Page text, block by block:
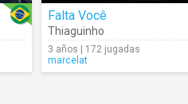
Falta Você
Thiaguinho
3 años | 172 jugadas
marcelat